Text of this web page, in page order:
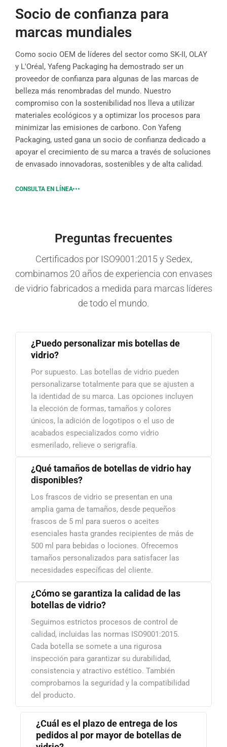
Socio de confianza para
marcas mundiales
Como socio OEM de líderes del sector como SK-II, OLAY
y L'Oréal, Yafeng Packaging ha demostrado ser un
proveedor de confianza para algunas de las marcas de
belleza más renombradas del mundo. Nuestro
compromiso con la sostenibilidad nos lleva a utilizar
materiales ecológicos y a optimizar los procesos para
minimizar las emisiones de carbono. Con Yafeng
Packaging, usted gana un socio de confianza dedicado a
apoyar el crecimiento de su marca a través de soluciones
de envasado innovadoras, sostenibles y de alta calidad.
CONSULTA EN LÍNEA
Preguntas frecuentes
Certificados por ISO9001:2015 y Sedex,
combinamos 20 años de experiencia con envases
de vidrio fabricados a medida para marcas líderes
de todo el mundo.
¿Puedo personalizar mis botellas de
vidrio?
Por supuesto. Las botellas de vidrio pueden
personalizarse totalmente para que se ajusten a
la identidad de su marca. Las opciones incluyen
la elección de formas, tamaños y colores
únicos, la adición de logotipos o el uso de
acabados especializados como vidrio
esmerilado, relieve o serigrafía.
¿Qué tamaños de botellas de vidrio hay
disponibles?
Los frascos de vidrio se presentan en una
amplia gama de tamaños, desde pequeños
frascos de 5 ml para sueros o aceites
esenciales hasta grandes recipientes de más de
500 ml para bebidas o lociones. Ofrecemos
tamaños personalizados para satisfacer las
necesidades específicas del cliente.
¿Cómo se garantiza la calidad de las
botellas de vidrio?
Seguimos estrictos procesos de control de
calidad, incluidas las normas ISO9001:2015.
Cada botella se somete a una rigurosa
inspección para garantizar su durabilidad,
consistencia y atractivo estético. También
comprobamos la seguridad y la compatibilidad
del producto.
¿Cuál es el plazo de entrega de los
pedidos al por mayor de botellas de